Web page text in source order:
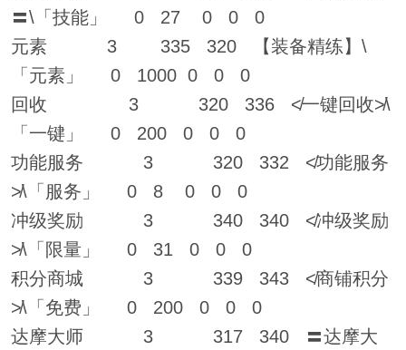
〓\「技能」 0 27 0 0 0
元素 3 335 320 【装备精练】\
「元素」 0 1000 0 0 0
回收 3 320 336 ≮一键回收≯\
「一键」 0 200 0 0 0
功能服务 3 320 332 ≮功能服务
≯\「服务」 0 8 0 0 0
冲级奖励 3 340 340 ≮冲级奖励
≯\「限量」 0 31 0 0 0
积分商城 3 339 343 ≮商铺积分
≯\「免费」 0 200 0 0 0
达摩大师 3 317 340 〓达摩大